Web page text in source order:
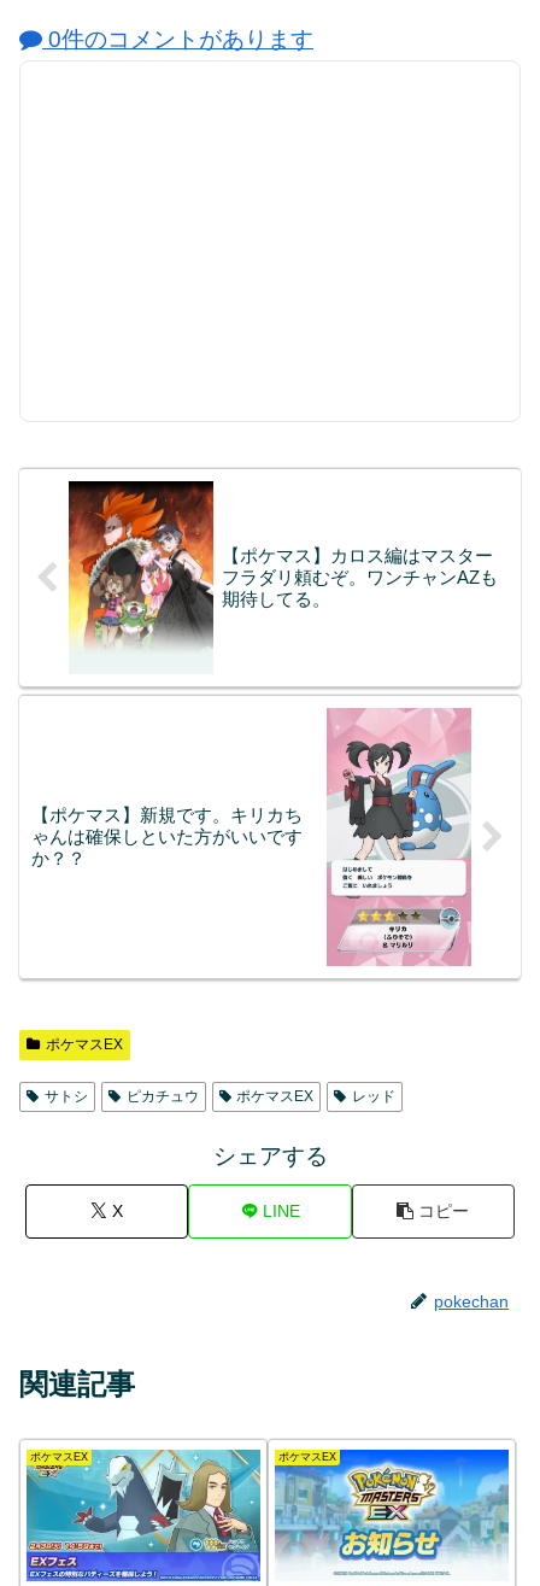
0件のコメントがあります
【ポケマス】カロス編はマスター
フラダリ頼むぞ。ワンチャンAZも
期待してる。
【ポケマス】新規です。キリカち
ゃんは確保しといた方がいいです
か？？
ポケマスEX
サトシ ピカチュウ ポケマスEX レッド
シェアする
X LINE コピー
pokechan
関連記事
ポケマスEX ポケマスEX